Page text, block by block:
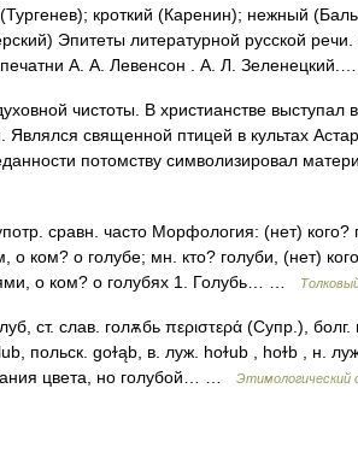
кроткий (Каренин); нежный
Эпитеты литературной русской
А. А. Левенсон . А. Л.
чистоты. В христианстве выступал
Являлся священной птицей в культах
потомству символизировал
сравн. часто Морфология: (нет) кого?
о ком? о голубе; мн. кто? голуби, (нет)
о ком? о голубях 1. Голубь… …
ст. слав. голѫбь περιστερά (Супр.),
польск. goɫąb, в. луж. hoɫub , hoɫb , н.
цвета, но голубой… …
Этимологический